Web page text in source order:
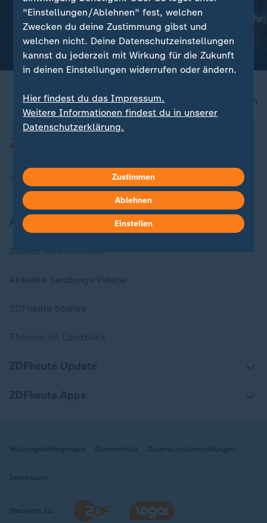
Topnews vom Transfermarkt
Köln verpflichtet U17-
Europameister Neves
Ischinger zur
mehr zu
mit Video
nach oben
Aktuell bei ZDFheute
Zuletzt veröffentlicht
Nutzungsbedingungen Datenschutz Datenschutzeinstellungen
Impressum
Wechseln zu:
"Einstellungen/Ablehnen" fest, welchen
Zwecken du deine Zustimmung gibst und
welchen nicht. Deine Datenschutzeinstellungen
kannst du jederzeit mit Wirkung für die Zukunft
in deinen Einstellungen widerrufen oder ändern.
Hier findest du das Impressum.
Weitere Informationen findest du in unserer
Datenschutzerklärung.
Zustimmen
Ablehnen
Einstellen